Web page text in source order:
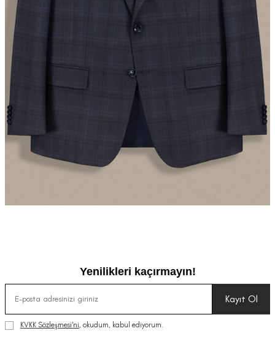
Yenilikleri kaçırmayın!
Kayıt Ol
KVKK Sözleşmesi'ni, okudum, kabul ediyorum.